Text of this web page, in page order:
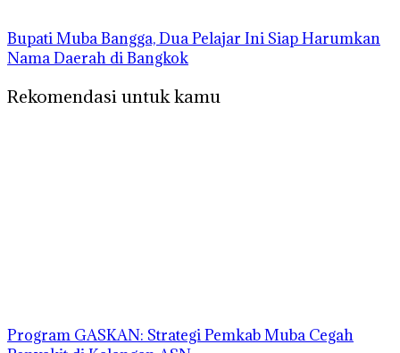
Bupati Muba Bangga, Dua Pelajar Ini Siap Harumkan
Nama Daerah di Bangkok
Rekomendasi untuk kamu
Program GASKAN: Strategi Pemkab Muba Cegah